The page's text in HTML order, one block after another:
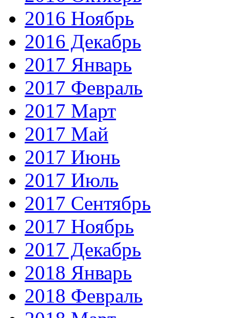
2016 Ноябрь
2016 Декабрь
2017 Январь
2017 Февраль
2017 Март
2017 Май
2017 Июнь
2017 Июль
2017 Сентябрь
2017 Ноябрь
2017 Декабрь
2018 Январь
2018 Февраль